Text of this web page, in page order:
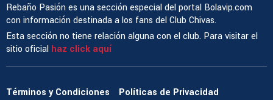
Rebaño Pasión es una sección especial del portal Bolavip.com
con información destinada a los fans del Club Chivas.
Esta sección no tiene relación alguna con el club. Para visitar el
sitio oficial haz click aquí
Términos y Condiciones
Políticas de Privacidad